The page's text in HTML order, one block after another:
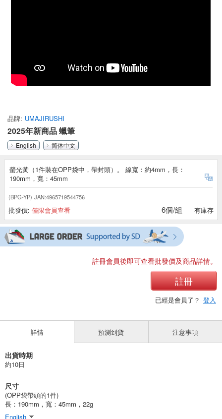
品牌 UMAJIRUSHI
2025年新商品 蠟筆
English 简体中文
螢光黃（1件裝在OPP袋中，帶封頭）。 線寬：約4mm，長：
190mm，寬：45mm
(BPG-YP) JAN:4965719544756
批發價: 僅限會員查看 6個/組 有庫存
註冊會員後即可查看批發價及商品詳情。
註冊
已經是會員了？ 登入
詳情
出貨時期
約10日
尺寸
(OPP袋帶頭的1件)
長：190mm，寬：45mm，22g
English
預測到貨 注意事項